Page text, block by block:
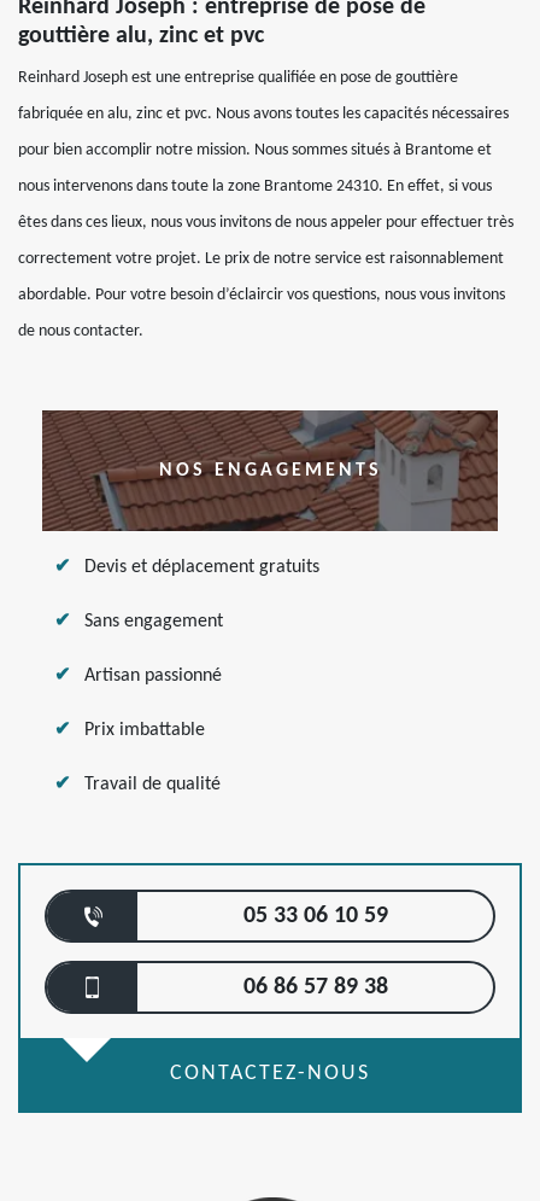
Reinhard Joseph : entreprise de pose de
gouttière alu, zinc et pvc
Reinhard Joseph est une entreprise qualifiée en pose de gouttière
fabriquée en alu, zinc et pvc. Nous avons toutes les capacités nécessaires
pour bien accomplir notre mission. Nous sommes situés à Brantome et
nous intervenons dans toute la zone Brantome 24310. En effet, si vous
êtes dans ces lieux, nous vous invitons de nous appeler pour effectuer très
correctement votre projet. Le prix de notre service est raisonnablement
abordable. Pour votre besoin d’éclaircir vos questions, nous vous invitons
de nous contacter.
NOS ENGAGEMENTS
Devis et déplacement gratuits
Sans engagement
Artisan passionné
Prix imbattable
Travail de qualité
05 33 06 10 59
06 86 57 89 38
CONTACTEZ-NOUS